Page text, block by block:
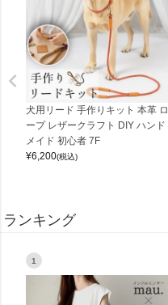
犬用リード 手作りキット 本革 ロ
ープ レザークラフト DIY ハンド
メイド 初心者 7F
¥6,200(税込)
ランキング
1